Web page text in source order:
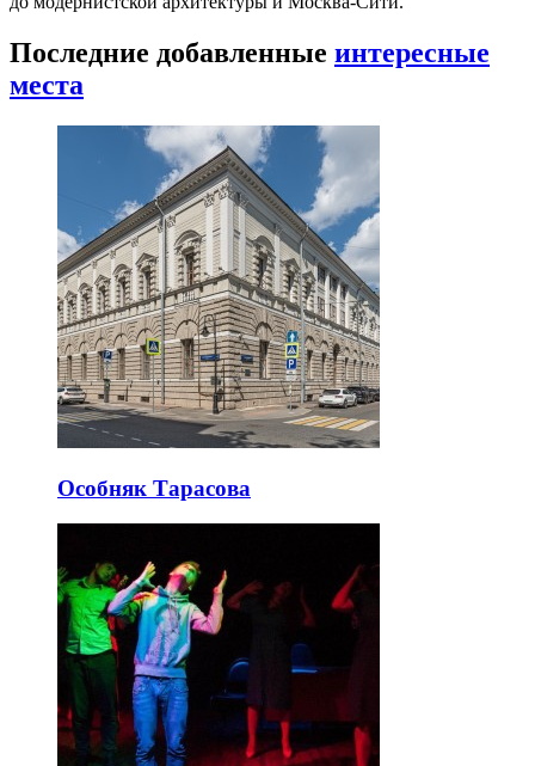
Последние добавленные интересные
места
Особняк Тарасова